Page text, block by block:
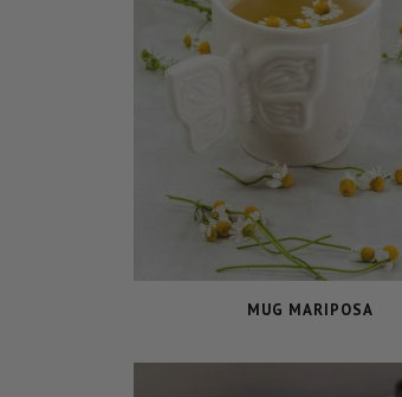
MUG MARIPOSA